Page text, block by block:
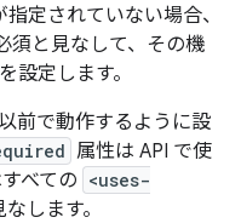
指定されていない場合、
須と見なして、その機
設定します。
前で動作するように設
属性は API で使
べての <uses-
します。